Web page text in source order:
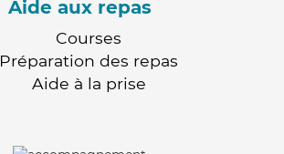
Aide aux repas
Courses
Préparation des repas
Aide à la prise